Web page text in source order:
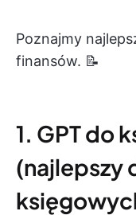
Poznajmy
finansów. 📝
1. GPT do
(najlepszy